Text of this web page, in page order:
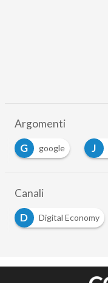
Argomenti
G
google J
Canali
D
Digital Economy